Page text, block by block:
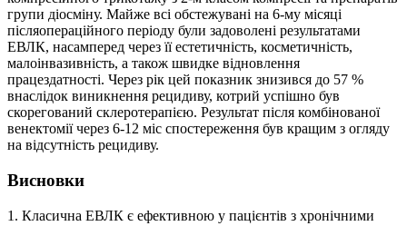
групи діосміну. Майже всі обстежувані на 6-му мі­сяці
післяопераційного періоду були задоволені результатами
ЕВЛК, насамперед через її естетичність, косметичність,
малоінвазивність, а також швидке відновлення
працездатності. Через рік цей показник знизився до 57 %
внаслідок виникнення рецидиву, котрий успішно був
скорегований склеротерапією. Результат після комбінованої
венектомії через 6-12 міс спостереження був кращим з огляду
на відсутність рецидиву.
Висновки
1. Класична ЕВЛК є ефективною у пацієнтів з хронічними